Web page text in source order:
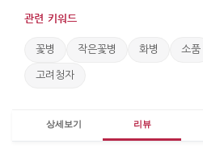
관련 키워드
꽃병 작은꽃병 화병 소품
고려청자
상세보기 리뷰